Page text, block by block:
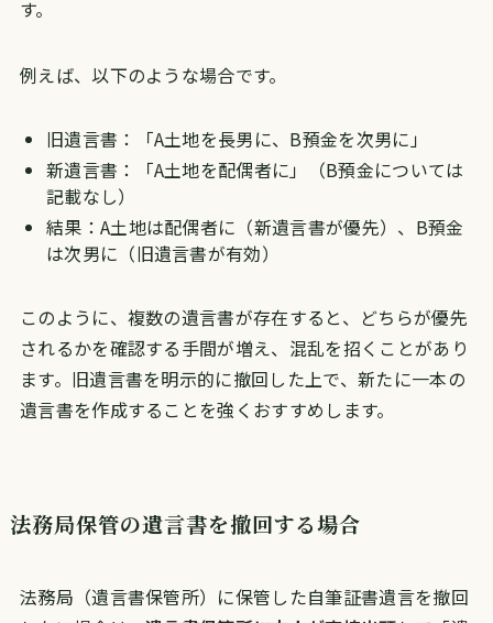
す。
例えば、以下のような場合です。
旧遺言書：「A土地を長男に、B預金を次男に」
新遺言書：「A土地を配偶者に」（B預金については
記載なし）
結果：A土地は配偶者に（新遺言書が優先）、B預金
は次男に（旧遺言書が有効）
このように、複数の遺言書が存在すると、どちらが優先
されるかを確認する手間が増え、混乱を招くことがあり
ます。旧遺言書を明示的に撤回した上で、新たに一本の
遺言書を作成することを強くおすすめします。
法務局保管の遺言書を撤回する場合
法務局（遺言書保管所）に保管した自筆証書遺言を撤回